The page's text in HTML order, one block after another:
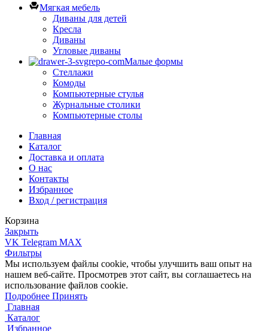
Мягкая мебель
Диваны для детей
Кресла
Диваны
Угловые диваны
Малые формы
Стеллажи
Комоды
Компьютерные стулья
Журнальные столики
Компьютерные столы
Главная
Каталог
Доставка и оплата
О нас
Контакты
Избранное
Вход / регистрация
Корзина
Закрыть
VK Telegram MAX
Фильтры
Мы используем файлы cookie, чтобы улучшить ваш опыт на
нашем веб-сайте. Просмотрев этот сайт, вы соглашаетесь на
использование файлов cookie.
Подробнее Подробнее
Принять
Главная
Каталог
Избранное